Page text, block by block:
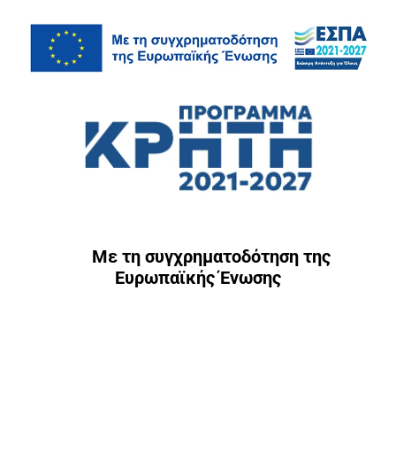
Με τη συγχρηματοδότηση της
Ευρωπαϊκής Ένωσης